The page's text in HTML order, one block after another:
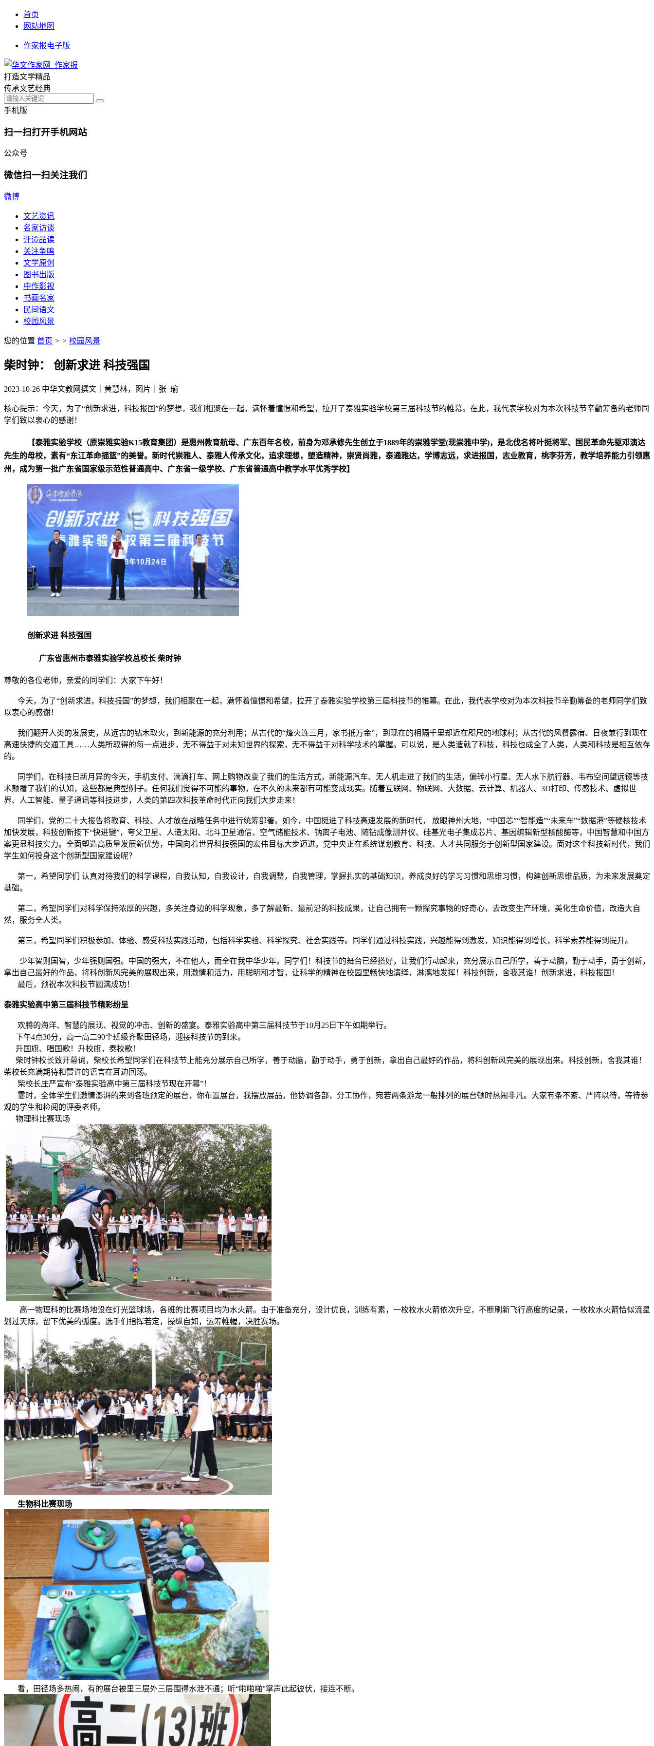
首页
网站地图
作家报电子版
打造文学精品
传承文艺经典
手机版
扫一扫打开手机网站
公众号
微信扫一扫关注我们
微博
文艺资讯
名家访谈
评谭品读
关注争鸣
文学原创
图书出版
中作影视
书画名家
民间语文
校园风景
您的位置 首页 > > 校园风景
柴时钟： 创新求进 科技强国
2023-10-26 中华文教网撰文｜黄慧林，图片｜张 瑜
核心提示：今天，为了“创新求进，科技报国”的梦想，我们相聚在一起，满怀着憧憬和希望，拉开了泰雅实验学校第三届科技节的帷幕。在此，我代表学校对为本次科技节辛勤筹备的老师同
学们致以衷心的感谢！
【泰雅实验学校（原崇雅实验K15教育集团）是惠州教育航母、广东百年名校，前身为邓承修先生创立于1889年的崇雅学堂(现崇雅中学)，是北伐名将叶挺将军、国民革命先驱邓演达
先生的母校，素有“东江革命摇篮”的美誉。新时代崇雅人、泰雅人传承文化，追求理想，塑造精神，崇贤尚雅，泰通雅达，学博志远，求进报国，志业教育，桃李芬芳，教学培养能力引领惠
州，成为第一批广东省国家级示范性普通高中、广东省一级学校、广东省普通高中教学水平优秀学校】
创新求进 科技强国
广东省惠州市泰雅实验学校总校长 柴时钟
尊敬的各位老师，亲爱的同学们：大家下午好！
今天，为了“创新求进，科技报国”的梦想，我们相聚在一起，满怀着憧憬和希望，拉开了泰雅实验学校第三届科技节的帷幕。在此，我代表学校对为本次科技节辛勤筹备的老师同学们致
以衷心的感谢！
我们翻开人类的发展史，从远古的钻木取火，到新能源的充分利用；从古代的“烽火连三月，家书抵万金”，到现在的相隔千里却近在咫尺的地球村；从古代的风餐露宿、日夜兼行到现在
高速快捷的交通工具……人类所取得的每一点进步，无不得益于对未知世界的探索，无不得益于对科学技术的掌握。可以说，是人类造就了科技，科技也成全了人类，人类和科技是相互依存
的。
同学们，在科技日新月异的今天，手机支付、滴滴打车、网上购物改变了我们的生活方式，新能源汽车、无人机走进了我们的生活，偏转小行星、无人水下航行器、韦布空间望远镜等技
术颠覆了我们的认知，这些都是典型例子。任何我们觉得不可能的事物，在不久的未来都有可能变成现实。随着互联网、物联网、大数据、云计算、机器人、3D打印、传感技术、虚拟世
界、人工智能、量子通讯等科技进步，人类的第四次科技革命时代正向我们大步走来！
同学们，党的二十大报告将教育、科技、人才放在战略任务中进行统筹部署。如今，中国挺进了科技高速发展的新时代， 放眼神州大地，“中国芯”“智能造”“未来车”“数据港”等硬核技术
加快发展，科技创新按下“快进键”，夸父卫星、人造太阳、北斗卫星通信、空气储能技术、钠离子电池、随钻成像测井仪、硅基光电子集成芯片、基因编辑新型核酸酶等，中国智慧和中国方
案更显科技实力。全面塑造高质量发展新优势，中国向着世界科技强国的宏伟目标大步迈进。党中央正在系统谋划教育、科技、人才共同服务于创新型国家建设。面对这个科技新时代，我们
学生如何投身这个创新型国家建设呢？
第一，希望同学们 认真对待我们的科学课程，自我认知，自我设计，自我调整，自我管理，掌握扎实的基础知识，养成良好的学习习惯和思维习惯，构建创新思维品质，为未来发展奠定
基础。
第二，希望同学们对科学保持浓厚的兴趣，多关注身边的科学现象，多了解最新、最前沿的科技成果，让自己拥有一颗探究事物的好奇心，去改变生产环境，美化生命价值，改造大自
然，服务全人类。
第三，希望同学们积极参加、体验、感受科技实践活动，包括科学实验、科学探究、社会实践等。同学们通过科技实践，兴趣能得到激发，知识能得到增长，科学素养能得到提升。
少年智则国智，少年强则国强。中国的强大，不在他人，而全在我中华少年。同学们！科技节的舞台已经搭好，让我们行动起来，充分展示自己所学，善于动脑，勤于动手，勇于创新，
拿出自己最好的作品，将科创新风完美的展现出来，用激情和活力，用聪明和才智，让科学的精神在校园里畅快地演绎，淋漓地发挥！科技创新，舍我其谁！创新求进，科技报国！
最后，预祝本次科技节圆满成功！
泰雅实验高中第三届科技节精彩纷呈
欢腾的海洋、智慧的展现、视觉的冲击、创新的盛宴。泰雅实验高中第三届科技节于10月25日下午如期举行。
下午4点30分，高一高二90个班级齐聚田径场，迎接科技节的到来。
升国旗、唱国歌！升校旗，奏校歌！
柴时钟校长致开幕词，柴校长希望同学们在科技节上能充分展示自己所学，善于动脑，勤于动手，勇于创新，拿出自己最好的作品，将科创新风完美的展现出来。科技创新，舍我其谁！
柴校长充满期待和赞许的语言在耳边回荡。
柴校长庄严宣布“泰雅实验高中第三届科技节现在开幕”！
霎时，全体学生们激情澎湃的来到各班预定的展台，你布置展台，我摆放展品，他协调各部，分工协作，宛若两条游龙一般排列的展台顿时热闹非凡。大家有条不紊、严阵以待，等待参
观的学生和检阅的评委老师。
物理科比赛现场
高一物理科的比赛场地设在灯光篮球场，各班的比赛项目均为水火箭。由于准备充分，设计优良，训练有素，一枚枚水火箭依次升空，不断刷新飞行高度的记录，一枚枚水火箭恰似流星
划过天际，留下优美的弧度。选手们指挥若定，操纵自如，运筹帷幄，决胜赛场。
生物科比赛现场
看，田径场多热闹，有的展台被里三层外三层围得水泄不通；听“啪啪啪”掌声此起彼伏，接连不断。